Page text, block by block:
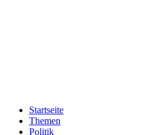
Startseite
Themen
Politik